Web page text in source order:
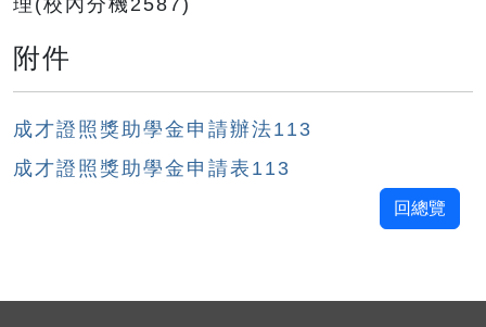
附件
成才證照獎助學金申請辦法113
成才證照獎助學金申請表113
回總覽